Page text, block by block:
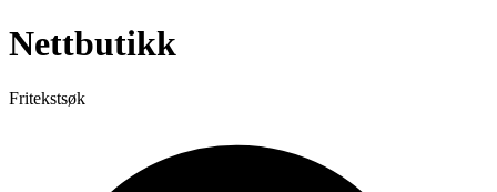
Nettbutikk
Fritekstsøk